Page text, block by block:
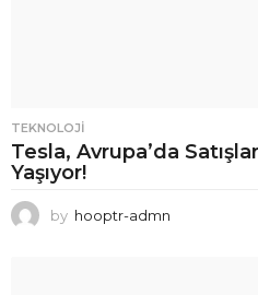
TEKNOLOJI
Tesla, Avrupa’da
Yaşıyor!
by hooptr-admn